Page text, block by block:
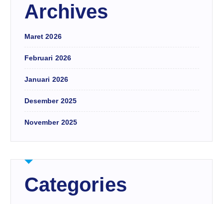
Archives
Maret 2026
Februari 2026
Januari 2026
Desember 2025
November 2025
Categories